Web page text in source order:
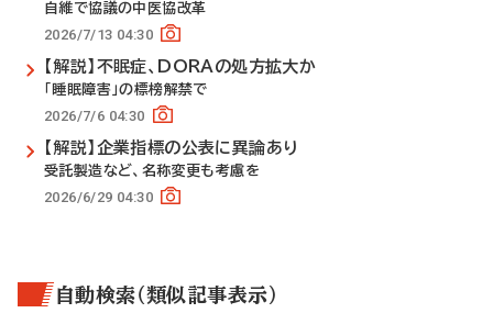
自維で協議の中医協改革
2026/7/13 04:30
【解説】不眠症、DORAの処方拡大か
「睡眠障害」の標榜解禁で
2026/7/6 04:30
【解説】企業指標の公表に異論あり
受託製造など、名称変更も考慮を
2026/6/29 04:30
自動検索（類似記事表示）